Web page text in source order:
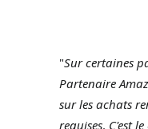
"Sur certaines
Partenaire
sur les achats
requises. C'est